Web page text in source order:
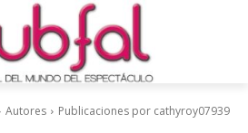
Autores Publicaciones por cathyroy07939